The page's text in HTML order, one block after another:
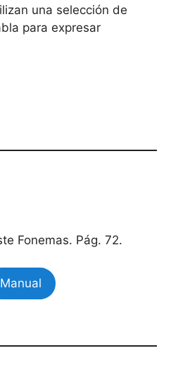
una selección de
para expresar
Fonemas. Pág. 72.
Manual